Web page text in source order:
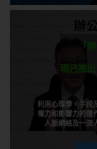
「
現已推
利用心理學，手段
權力和影響力的運
人脈網絡及一流